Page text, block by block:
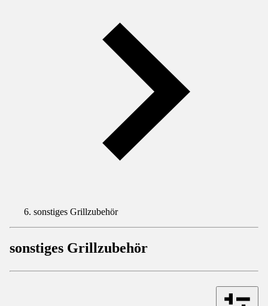
sonstiges Grillzubehör
sonstiges Grillzubehör